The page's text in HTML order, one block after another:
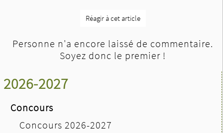
2026-2027
Concours
Concours 2026-2027
Réagir à cet article
Personne n'a encore laissé de commentaire.
Soyez donc le premier !